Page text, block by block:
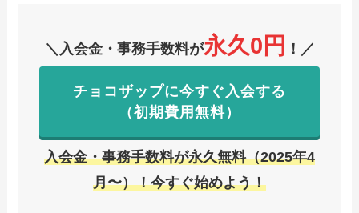
＼入会金・事務手数料が永久0円 ！／
チョコザップに今すぐ入会する
（初期費用無料）
入会金・事務手数料が永久無料（2025年4
月〜）！今すぐ始めよう！